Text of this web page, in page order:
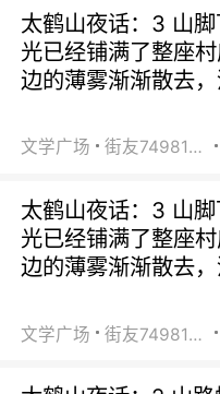
太鹤山夜话：3 山
光已经铺满了整座
边的薄雾渐渐散去
文学广场 街友74981146
太鹤山夜话：3 山
光已经铺满了整座
边的薄雾渐渐散去
文学广场 街友74981146